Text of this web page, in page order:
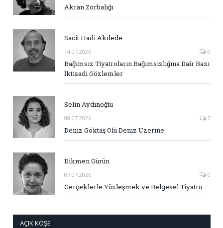
Akran Zorbalığı
Sacit Hadi Akdede
14.07.2026 0
Bağımsız Tiyatroların Bağımsızlığına Dair Bazı
İktisadi Gözlemler
Selin Aydınoğlu
08.07.2026 2
Deniz Göktaş Ölü Deniz Üzerine
Dikmen Gürün
07.07.2026 0
Gerçeklerle Yüzleşmek ve Belgesel Tiyatro
AÇIK KÖŞE